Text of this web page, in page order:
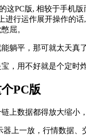
的这PC版, 相较于手机
进行运作展开操作的
屈。
躺平，那可就太天真了
，用不好就是个定时炸
PC版
上数据都得放大缩小
器上一放，行情数据、